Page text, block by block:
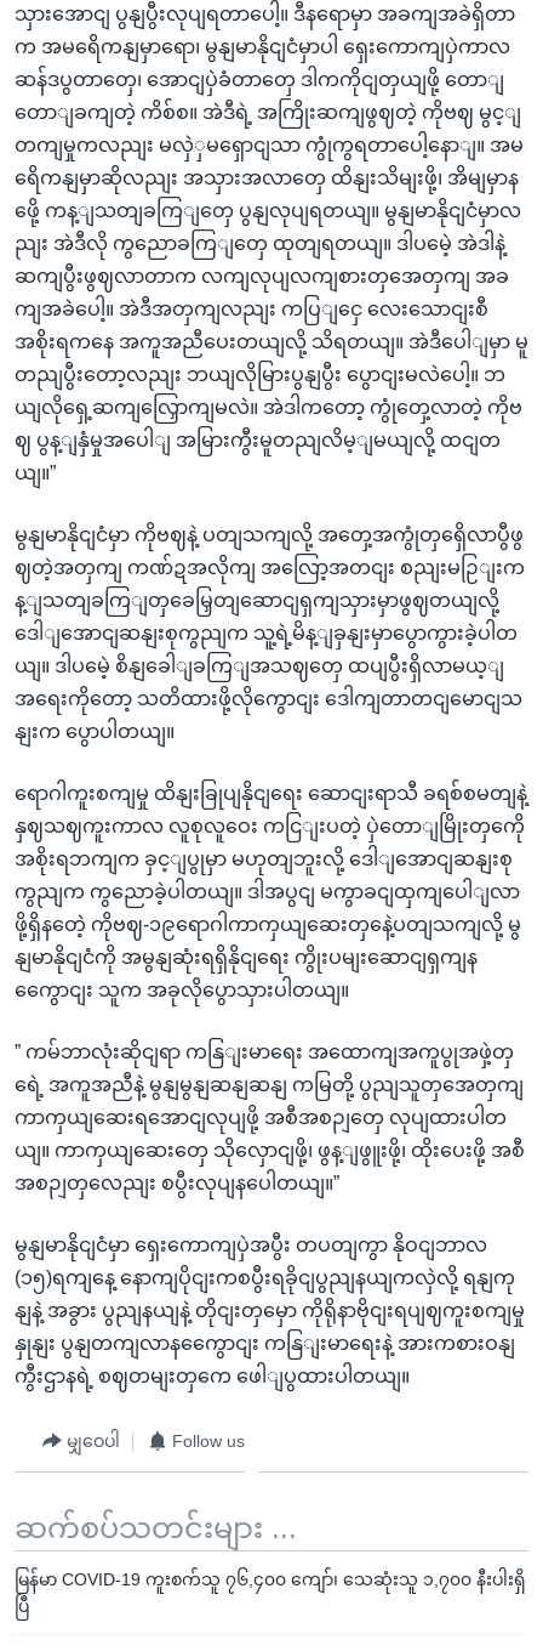
သှားအောငျ ပွနျပွီးလုပျရတာပေါ့။ ဒီနရောမှာ အခကျအခဲရှိတာ
က အမရေိကနျမှာရော၊ မွနျမာနိုငျငံမှာပါ ရှေးကောကျပှဲကာလ
ဆန်ဒပွတာတှေ၊ အောငျပှဲခံတာတှေ ဒါကကိုငျတှယျဖို့ တောျ
တောျခကျတဲ့ ကိစ်စ။ အဲဒီရဲ့ အကြိုးဆကျဖွဈတဲ့ ကိုဗဈ မွင့ျ
တကျမှုကလညျး မလှဲှမရှောငျသာ ကွုံကွရတာပေါ့နောျ။ အမ
ရေိကနျမှာဆိုလညျး အသှားအလာတှေ ထိနျးသိမျးဖို့၊ အိမျမှာန
ဖေို့ ကန့ျသတျခကြျတှေ ပွနျလုပျရတယျ။ မွနျမာနိုငျငံမှာလ
ညျး အဲဒီလို ကွညောခကြျတှေ ထုတျရတယျ။ ဒါပမေဲ့ အဲဒါနဲ့
ဆကျပွီးဖွဈလာတာက လကျလုပျလကျစားတှအေတှကျ အခ
ကျအခဲပေါ့။ အဲဒီအတှကျလညျး ကပြျငှေ လေးသောငျးစီ
အစိုးရကနေ အကူအညီပေးတယျလို့ သိရတယျ။ အဲဒီပေါျမှာ မူ
တညျပွီးတော့လညျး ဘယျလိုမြားပွနျပွီး ပွောငျးမလဲပေါ့။ ဘ
ယျလိုရှေ့ဆကျလြှောကျမလဲ။ အဲဒါကတော့ ကွုံတှေ့လာတဲ့ ကိုဗ
ဈ ပွန့ျနှံမှုအပေါျ အမြားကွီးမူတညျလိမ့ျမယျလို့ ထငျတ
ယျ။”
မွနျမာနိုငျငံမှာ ကိုဗဈနဲ့ ပတျသကျလို့ အတှေ့အကွုံတှရှေိလာပွီဖွ
ဈတဲ့အတှကျ ကဏ်ဍအလိုကျ အလြော့အတငျး စညျးမဉြျးက
န့ျသတျခကြျတှခေမြှတျဆောငျရှကျသှားမှာဖွဈတယျလို့
ဒေါျအောငျဆနျးစုကွညျက သူ့ရဲ့မိန့ျခှနျးမှာပွောကွားခဲ့ပါတ
ယျ။ ဒါပမေဲ့ စိနျခေါျခကြျအသဈတှေ ထပျပွီးရှိလာမယ့ျ
အရေးကိုတော့ သတိထားဖို့လိုကွောငျး ဒေါကျတာတငျမောငျသ
နျးက ပွောပါတယျ။
ရောဂါကူးစကျမှု ထိနျးခြုပျနိုငျရေး ဆောငျးရာသီ ခရစ်စမတျနဲ့
နှဈသဈကူးကာလ လူစုလူဝေး ကငြျးပတဲ့ ပှဲတောျမြိုးတှကေို
အစိုးရဘကျက ခှင့ျပွုမှာ မဟုတျဘူးလို့ ဒေါျအောငျဆနျးစု
ကွညျက ကွညောခဲ့ပါတယျ။ ဒါအပွငျ မကွာခငျထှကျပေါျလာ
ဖို့ရှိနတေဲ့ ကိုဗဈ-၁၉ရောဂါကာကှယျဆေးတှနေဲ့ပတျသကျလို့ မွ
နျမာနိုငျငံကို အမွနျဆုံးရရှိနိုငျရေး ကွိုးပမျးဆောငျရှကျန
ကွေောငျး သူက အခုလိုပွောသှားပါတယျ။
” ကမ်ဘာလုံးဆိုငျရာ ကနြျးမာရေး အထောကျအကူပွုအဖှဲ့တှ
ရေဲ့ အကူအညီနဲ့ မွနျမွနျဆနျဆနျ ကမြတို့ ပွညျသူတှအေတှကျ
ကာကှယျဆေးရအောငျလုပျဖို့ အစီအစဉျတှေ လုပျထားပါတ
ယျ။ ကာကှယျဆေးတှေ သိုလှောငျဖို့၊ ဖွန့ျဖွူးဖို့၊ ထိုးပေးဖို့ အစီ
အစဉျတှလေညျး စပွီးလုပျနပေါတယျ။”
မွနျမာနိုငျငံမှာ ရှေးကောကျပှဲအပွီး တပတျကွာ နိုဝငျဘာလ
(၁၅)ရကျနေ့ နောကျပိုငျးကစပွီးရခိုငျပွညျနယျကလှဲလို့ ရနျကု
နျနဲ့ အခွား ပွညျနယျနဲ့ တိုငျးတှမှော ကိုရိုနာဗိုငျးရပျဈကူးစကျမှု
နှုနျး ပွနျတကျလာနကွေောငျး ကနြျးမာရေးနဲ့ အားကစားဝနျ
ကွီးဌာနရဲ့ စဈတမျးတှကေ ဖေါျပွထားပါတယျ။
မျှဝေပါ Follow us
ဆက်စပ်သတင်းများ ...
မြန်မာ COVID-19 ကူးစက်သူ ၇၆,၄၀၀ ကျော်၊ သေဆုံးသူ ၁,၇၀၀ နီးပါးရှိ
ပြီ